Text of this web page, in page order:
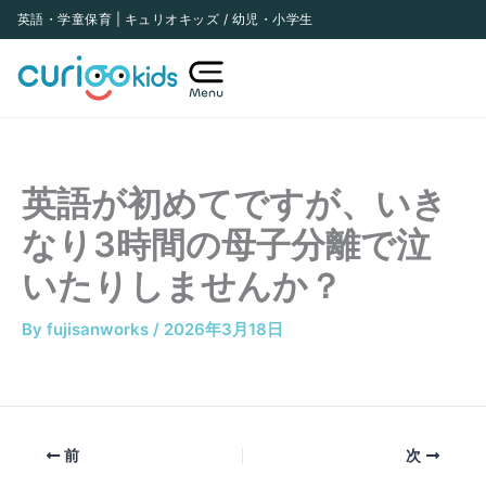
英語・学童保育 | キュリオキッズ / 幼児・小学生
英語が初めてですが、いき
なり3時間の母子分離で泣
いたりしませんか？
By fujisanworks / 2026年3月18日
前 次